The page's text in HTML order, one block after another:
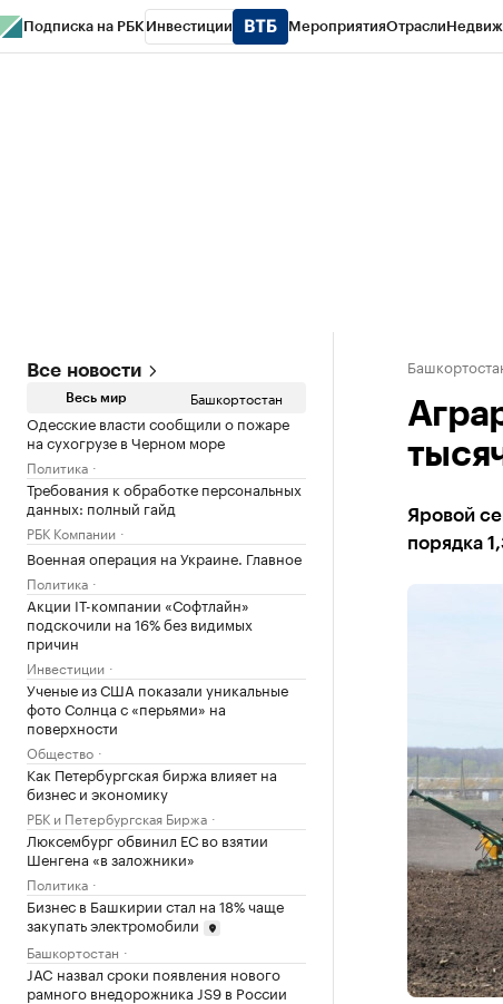
Подписка на РБК Инвестиции МероприятияОтрасли
Все новости
Весь мир Башкортостан
Одесские власти сообщили о пожаре
на сухогрузе в Черном море
Политика
Требования к обработке персональных
данных: полный гайд
РБК Компании
Военная операция на Украине. Главное
Политика
Акции IT-компании «Софтлайн»
подскочили на 16% без видимых
причин
Инвестиции
Ученые из США показали уникальные
фото Солнца с «перьями» на
поверхности
Общество
Как Петербургская биржа влияет на
бизнес и экономику
РБК и Петербургская Биржа
Люксембург обвинил ЕС во взятии
Шенгена «в заложники»
Политика
Бизнес в Башкирии стал на 18% чаще
закупать электромобили
Башкортостан
JAC назвал сроки появления нового
рамного внедорожника JS9 в России
Яровой
порядка